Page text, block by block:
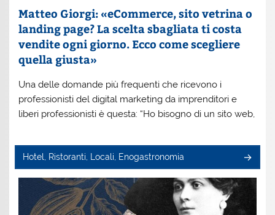
Matteo Giorgi: «eCommerce, sito vetrina o
landing page? La scelta sbagliata ti costa
vendite ogni giorno. Ecco come scegliere
quella giusta»
Una delle domande più frequenti che ricevono i
professionisti del digital marketing da imprenditori e
liberi professionisti è questa: “Ho bisogno di un sito web,
Hotel, Ristoranti, Locali, Enogastronomia